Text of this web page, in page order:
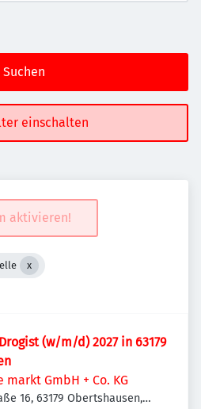
Suchen
einschalten
aktivieren!
(w/m/d) 2027 in 63179
GmbH + Co. KG
16, 63179 Obertshausen,